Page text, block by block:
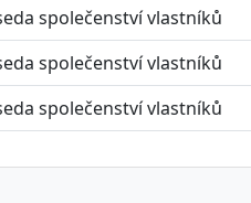
společenství vlastníků
společenství vlastníků
společenství vlastníků